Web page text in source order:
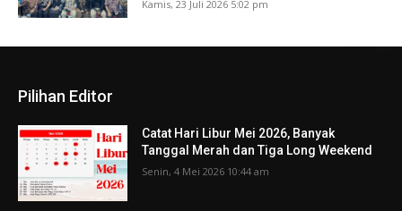
Kamis, 23 Juli 2026 5:02 pm
Pilihan Editor
Catat Hari Libur Mei 2026, Banyak
Tanggal Merah dan Tiga Long Weekend
Senin, 4 Mei 2026 10:44 am